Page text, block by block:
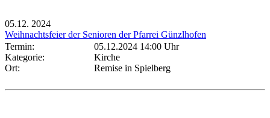
05.12. 2024
Weihnachtsfeier der Senioren der Pfarrei Günzlhofen
Termin:
05.12.2024 14:00 Uhr
Kategorie:
Kirche
Ort:
Remise in Spielberg